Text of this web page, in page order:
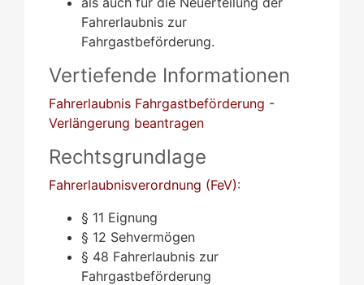
Fahrerlaubnis zur
Fahrgastbeförderung.
Vertiefende Informationen
Fahrerlaubnis Fahrgastbeförderung -
Verlängerung beantragen
Rechtsgrundlage
Fahrerlaubnisverordnung (FeV):
§ 11 Eignung
§ 12 Sehvermögen
§ 48 Fahrerlaubnis zur
Fahrgastbeförderung